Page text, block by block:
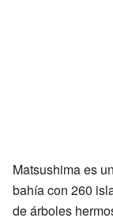
Matsushima es
bahía con 260
de árboles